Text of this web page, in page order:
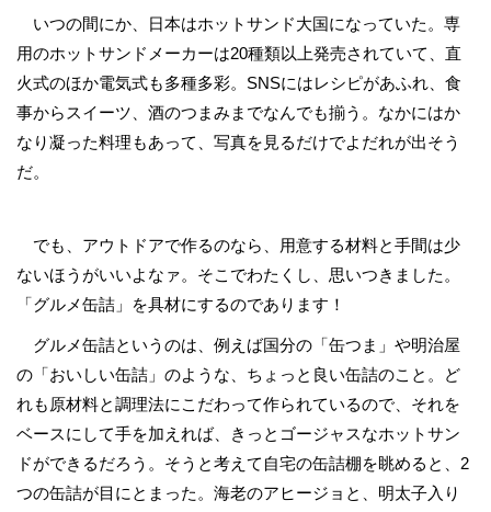
いつの間にか、日本はホットサンド大国になっていた。専
用のホットサンドメーカーは20種類以上発売されていて、直
火式のほか電気式も多種多彩。SNSにはレシピがあふれ、食
事からスイーツ、酒のつまみまでなんでも揃う。なかにはか
なり凝った料理もあって、写真を見るだけでよだれが出そう
だ。
でも、アウトドアで作るのなら、用意する材料と手間は少
ないほうがいいよなァ。そこでわたくし、思いつきました。
「グルメ缶詰」を具材にするのであります！
グルメ缶詰というのは、例えば国分の「缶つま」や明治屋
の「おいしい缶詰」のような、ちょっと良い缶詰のこと。ど
れも原材料と調理法にこだわって作られているので、それを
ベースにして手を加えれば、きっとゴージャスなホットサン
ドができるだろう。そうと考えて自宅の缶詰棚を眺めると、2
つの缶詰が目にとまった。海老のアヒージョと、明太子入り